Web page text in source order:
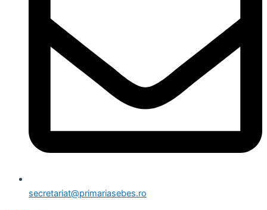
secretariat@primariasebes.ro